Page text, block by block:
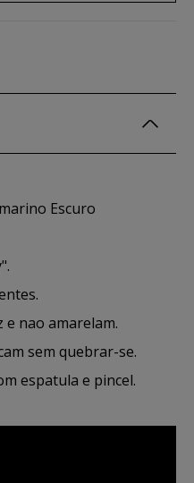
Escuro
e nao amarelam.
sem quebrar-se.
espatula e pincel.